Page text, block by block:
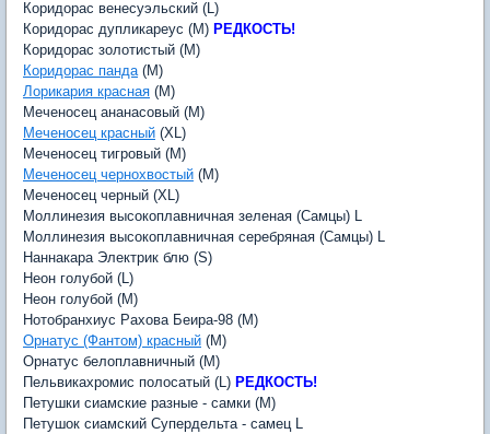
Коридорас венесуэльский (L)
Коридорас дупликареус (M) РЕДКОСТЬ!
Коридорас золотистый (M)
Коридорас панда(M)
Лорикария красная (M)
Меченосец ананасовый (M)
Меченосец красный (XL)
Меченосец тигровый (M)
Меченосец чернохвостый (M)
Меченосец черный (XL)
Моллинезия высокоплавничная зеленая (Самцы) L
Моллинезия высокоплавничная серебряная (Самцы) L
Наннакара Электрик блю (S)
Неон голубой (L)
Неон голубой (M)
Нотобранхиус Рахова Беира-98 (M)
Орнатус (Фантом) красный (M)
Орнатус белоплавничный (M)
Пельвикахромис полосатый (L) РЕДКОСТЬ!
Петушки сиамские разные - самки (M)
Петушок сиамский Супердельта - самец L